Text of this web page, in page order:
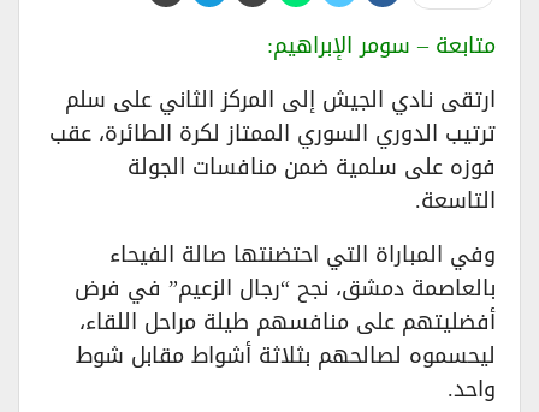
​متابعة – سومر الإبراهيم:
​ارتقى نادي الجيش إلى المركز الثاني على سلم
ترتيب الدوري السوري الممتاز لكرة الطائرة، عقب
فوزه على سلمية ضمن منافسات الجولة
التاسعة.
​وفي المباراة التي احتضنتها صالة الفيحاء
بالعاصمة دمشق، نجح “رجال الزعيم” في فرض
أفضليتهم على منافسهم طيلة مراحل اللقاء،
ليحسموه لصالحهم بثلاثة أشواط مقابل شوط
واحد.